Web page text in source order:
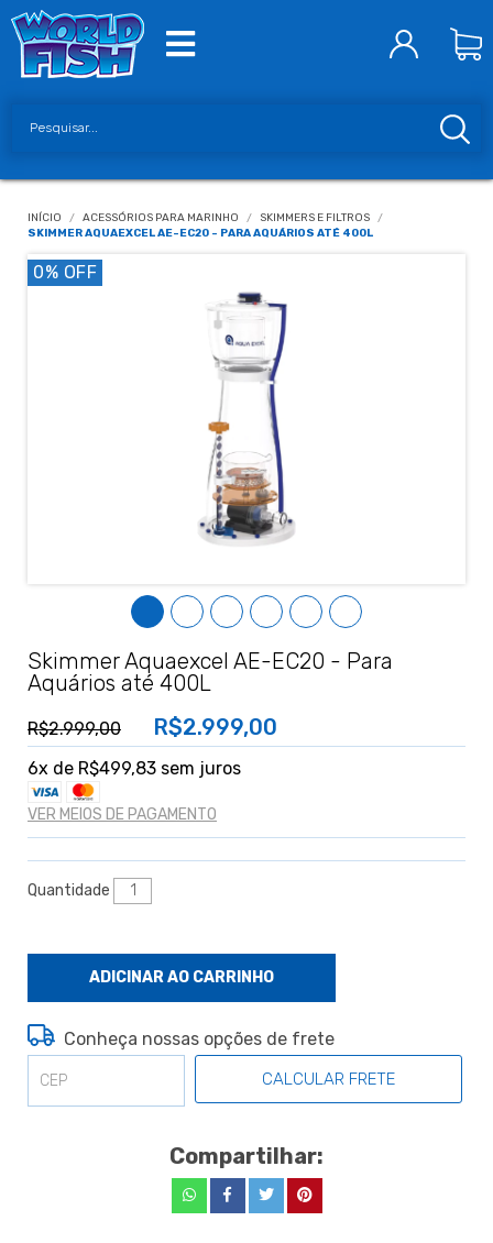
INÍCIO / ACESSÓRIOS PARA MARINHO / SKIMMERS E FILTROS
/
SKIMMER AQUAEXCEL AE-EC20 - PARA AQUÁRIOS ATÉ 400L
0% OFF
Skimmer Aquaexcel AE-EC20 - Para
Aquários até 400L
R$2.999,00 R$2.999,00
6x de R$499,83 sem juros
VER MEIOS DE PAGAMENTO
Quantidade
Conheça nossas opções de frete
CALCULAR FRETE
Compartilhar: